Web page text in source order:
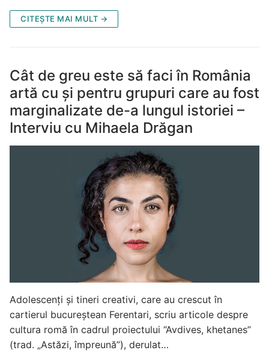
CITEȘTE MAI MULT →
Cât de greu este să faci în România
artă cu și pentru grupuri care au fost
marginalizate de-a lungul istoriei –
Interviu cu Mihaela Drăgan
Adolescenți și tineri creativi, care au crescut în
cartierul bucureștean Ferentari, scriu articole despre
cultura romă în cadrul proiectului “Avdives, khetanes”
(trad. „Astăzi, împreună”), derulat…